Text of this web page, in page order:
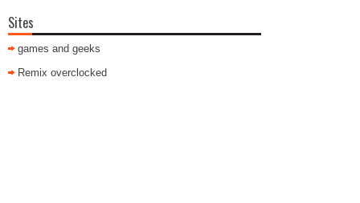
Sites
games and geeks
Remix overclocked